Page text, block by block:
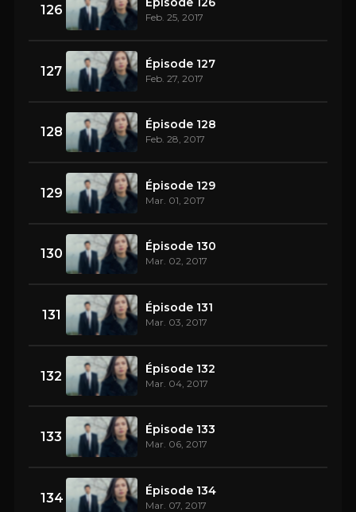
126 Feb. 25, 2017
127 Épisode 127
Feb. 27, 2017
128 Épisode 128
Feb. 28, 2017
129 Épisode 129
Mar. 01, 2017
130 Épisode 130
Mar. 02, 2017
131 Épisode 131
Mar. 03, 2017
132 Épisode 132
Mar. 04, 2017
133 Épisode 133
Mar. 06, 2017
134 Épisode 134
Mar. 07, 2017